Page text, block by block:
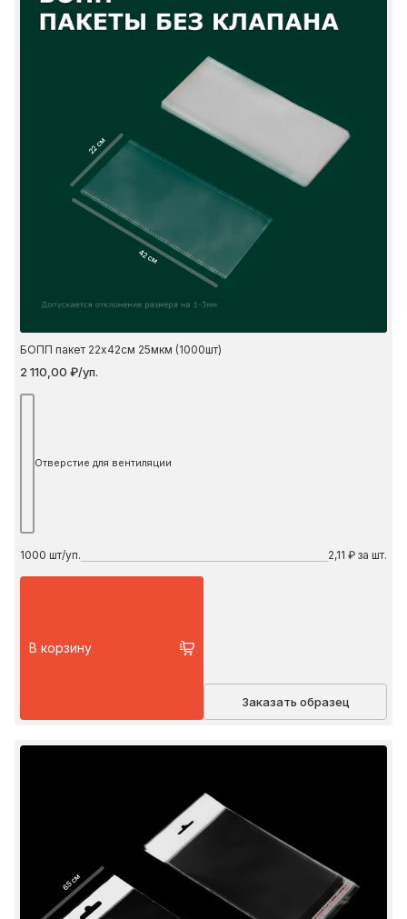
22 см
42 см
БОПП пакет 22х42см 25мкм (1000шт)
2 110,00 ₽/уп.
Отверстие для вентиляции
1000 шт/уп. 2,11 ₽ за шт.
В корзину
Заказать образец
6.5 см